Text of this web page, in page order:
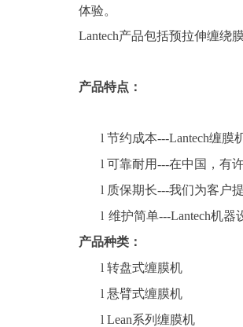
体验。
Lantech产品包括预拉伸缠绕
产品特点：
l 节约成本---Lantech缠膜
l 可靠耐用---在中国，有
l 质保期长---我们为客户
l 维护简单---Lantech机
产品种类：
l 转盘式缠膜机
l 悬臂式缠膜机
l Lean系列缠膜机